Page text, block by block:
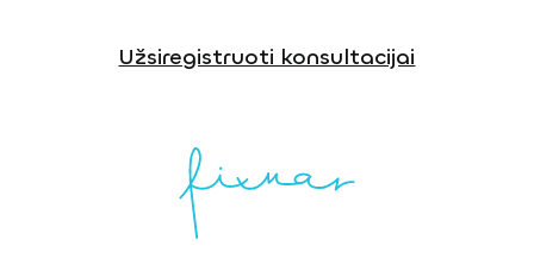
Užsiregistruoti konsultacijai